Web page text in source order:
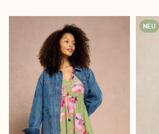
NEU